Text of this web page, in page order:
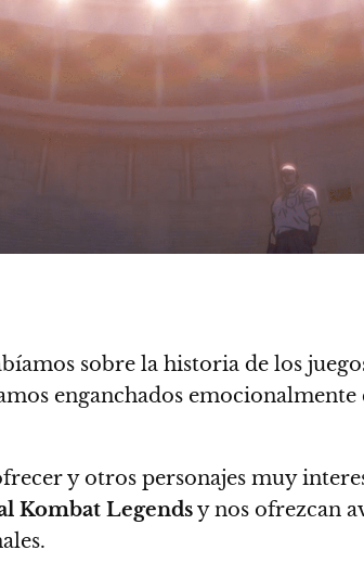
sobre la historia de los
enganchados emocionalmente
y otros personajes muy
Kombat Legendsy nos ofrezcan